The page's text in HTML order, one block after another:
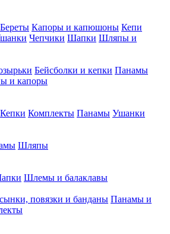
Береты Капоры и капюшоны Кепи
Чепчики Шапки Шляпы и
Бейсболки и кепки Панамы
и капоры
Кепки Комплекты Панамы Ушанки
Шляпы
Шлемы и балаклавы
повязки и банданы Панамы и